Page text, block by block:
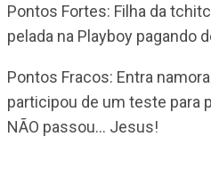
Pontos Fortes: Filha da
pelada na Playboy pagando
Pontos Fracos: Entra
participou de um teste para
NÃO passou… Jesus!